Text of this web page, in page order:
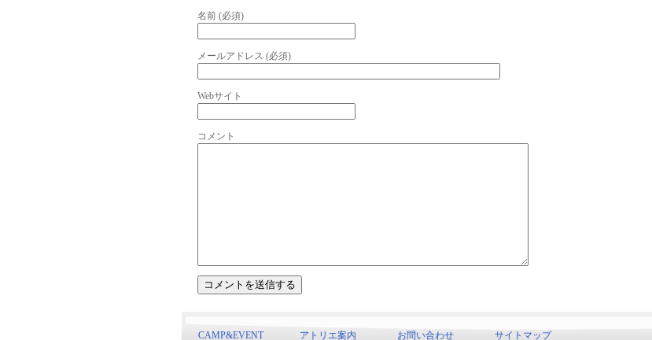
名前 (必須)
メールアドレス (必須)
Webサイト
コメント
CAMP&EVENT アトリエ案内 お問い合わせ サイトマップ